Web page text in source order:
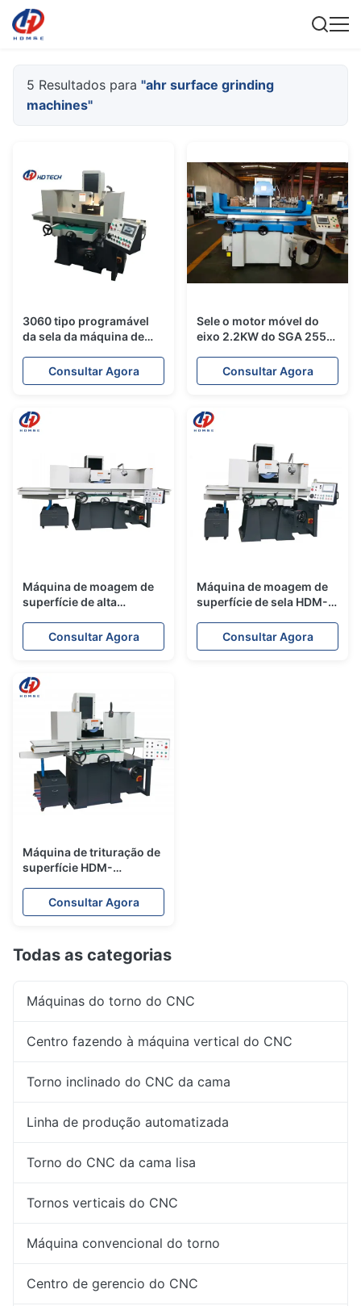
5 Resultados para "ahr surface grinding
machines"
3060 tipo programável
da sela da máquina de
metal de AHR AHD MSI
Consultar Agora
Sele o motor móvel do
eixo 2.2KW do SGA 2550
moedura de superfície
Consultar Agora
Máquina de moagem de
superfície de alta
Consultar Agora
Máquina de moagem de
superfície de sela HDM-
Consultar Agora
Máquina de trituração de
superfície HDM-
Consultar Agora
Todas as categorias
Máquinas do torno do CNC
Centro fazendo à máquina vertical do CNC
Torno inclinado do CNC da cama
Linha de produção automatizada
Torno do CNC da cama lisa
Tornos verticais do CNC
Máquina convencional do torno
Centro de gerencio do CNC